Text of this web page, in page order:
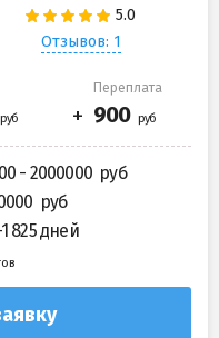
Отзывов: 1
Переплата
- 2000000
825 дней